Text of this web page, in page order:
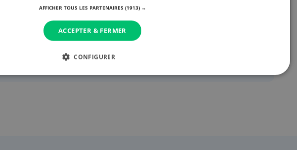
Un couple de loups installé en forêt d'Anlier
AFFICHER TOUS LES PARTENAIRES (1913) →
ACCEPTER & FERMER
CONFIGURER